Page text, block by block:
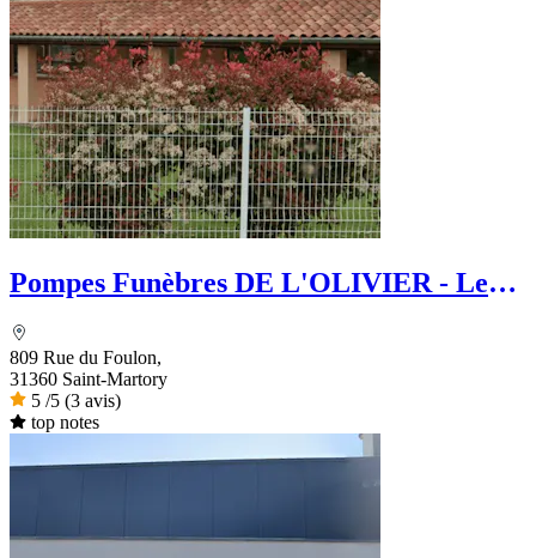
Pompes Funèbres DE L'OLIVIER - Le
809 Rue du Foulon,
31360 Saint-Martory
5 /5 (3 avis)
top notes